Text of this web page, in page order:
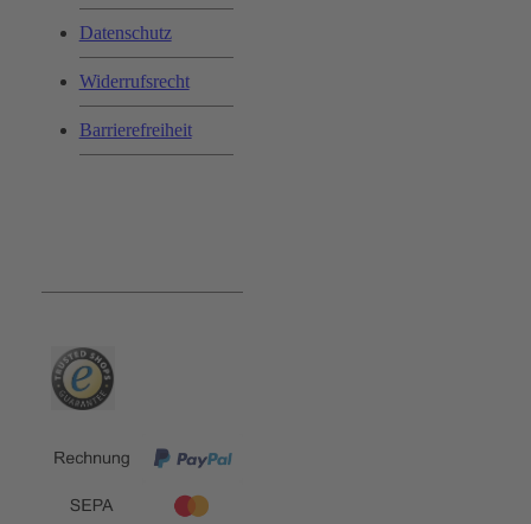
Datenschutz
Widerrufsrecht
Barrierefreiheit